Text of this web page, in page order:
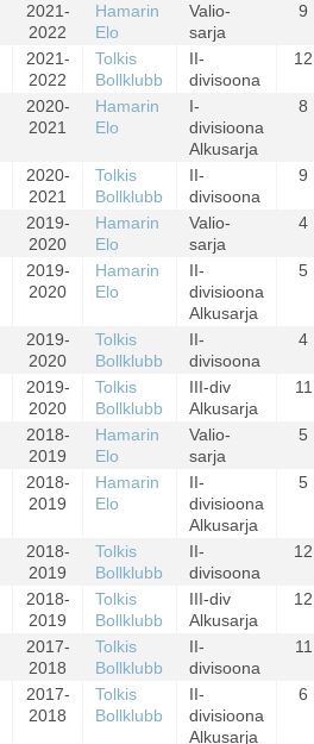
2021-
2022
Hamarin
Elo
Valio-
sarja
9
2021-
2022
Tolkis
Bollklubb
II-
divisoona
12
2020-
2021
Hamarin
Elo
I-
divisioona
Alkusarja
8
2020-
2021
Tolkis
Bollklubb
II-
divisoona
9
2019-
2020
Hamarin
Elo
Valio-
sarja
4
2019-
2020
Hamarin
Elo
II-
divisioona
Alkusarja
5
2019-
2020
Tolkis
Bollklubb
II-
divisoona
4
2019-
2020
Tolkis
Bollklubb
III-div
Alkusarja
11
2018-
2019
Hamarin
Elo
Valio-
sarja
5
2018-
2019
Hamarin
Elo
II-
divisioona
Alkusarja
5
2018-
2019
Tolkis
Bollklubb
II-
divisoona
12
2018-
2019
Tolkis
Bollklubb
III-div
Alkusarja
12
2017-
2018
Tolkis
Bollklubb
II-
divisoona
11
2017-
2018
Tolkis
Bollklubb
II-
divisioona
Alkusarja
6